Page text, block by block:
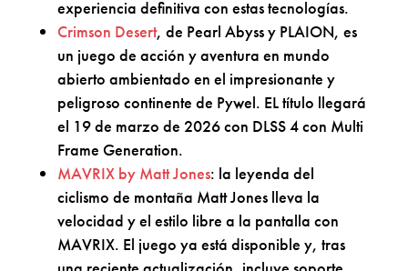
experiencia definitiva con estas tecnologías.
Crimson Desert, de Pearl Abyss y PLAION, es
un juego de acción y aventura en mundo
abierto ambientado en el impresionante y
peligroso continente de Pywel. EL título llegará
el 19 de marzo de 2026 con DLSS 4 con Multi
Frame Generation.
MAVRIX by Matt Jones: la leyenda del
ciclismo de montaña Matt Jones lleva la
velocidad y el estilo libre a la pantalla con
MAVRIX. El juego ya está disponible y, tras